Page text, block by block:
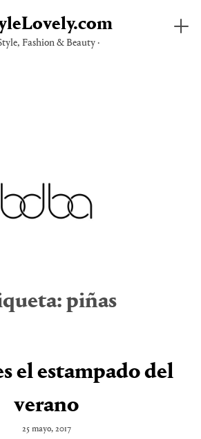
Fashion & Beauty ·
piñas
el estampado del
verano
25 mayo, 2017